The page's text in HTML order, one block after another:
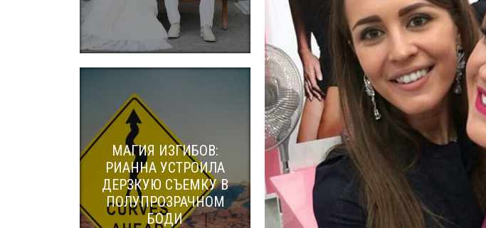
МАГИЯ ИЗГИБОВ:
РИАННА УСТРОИЛА
ДЕРЗКУЮ СЪЕМКУ В
ПОЛУПРОЗРАЧНОМ
БОДИ